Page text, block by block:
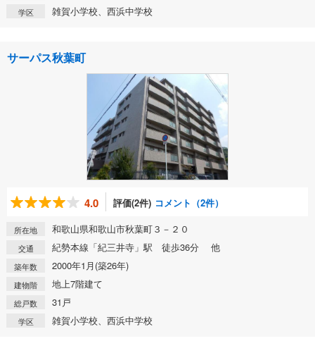
学区 雑賀小学校、西浜中学校
サーパス秋葉町
4.0 評価(2件) コメント（2件）
所在地 和歌山県和歌山市秋葉町３－２０
交通 紀勢本線「紀三井寺」駅 徒歩36分 他
築年数 2000年1月(築26年)
建物階 地上7階建て
総戸数 31戸
学区 雑賀小学校、西浜中学校